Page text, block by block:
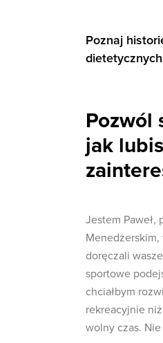
Poznaj
Pozwól
jak
Jestem
doręczali
sportowe
chciałbym
rekreacyjnie
wolny czas.